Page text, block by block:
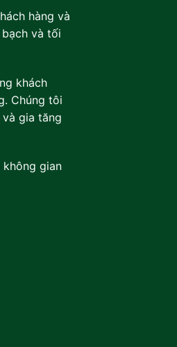
hàng và
và tối
khách
Chúng tôi
gia tăng
gian